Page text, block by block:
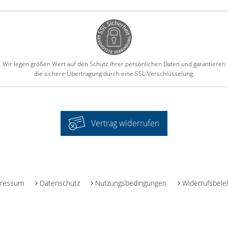
Wir legen großen Wert auf den Schutz Ihrer persönlichen Daten und garantieren
die sichere Übertragung durch eine SSL-Verschlüsselung.
Vertrag widerrufen
Datenschutz Nutzungsbedingungen